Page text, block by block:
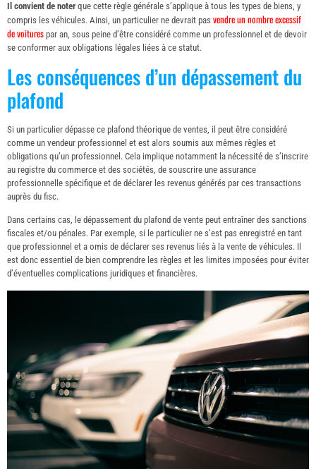
Il convient de noter que cette règle générale s’applique à tous les types de biens, y
compris les véhicules. Ainsi, un particulier ne devrait pas vendre un nombre excessif
de voitures par an, sous peine d’être considéré comme un professionnel et de devoir
se conformer aux obligations légales liées à ce statut.
Les conséquences d’un dépassement du
plafond
Si un particulier dépasse ce plafond théorique de ventes, il peut être considéré
comme un vendeur professionnel et est alors soumis aux mêmes règles et
obligations qu’un professionnel. Cela implique notamment la nécessité de s’inscrire
au registre du commerce et des sociétés, de souscrire une assurance
professionnelle spécifique et de déclarer les revenus générés par ces transactions
auprès du fisc.
Dans certains cas, le dépassement du plafond de vente peut entraîner des sanctions
fiscales et/ou pénales. Par exemple, si le particulier ne s’est pas enregistré en tant
que professionnel et a omis de déclarer ses revenus liés à la vente de véhicules. Il
est donc essentiel de bien comprendre les règles et les limites imposées pour éviter
d’éventuelles complications juridiques et financières.